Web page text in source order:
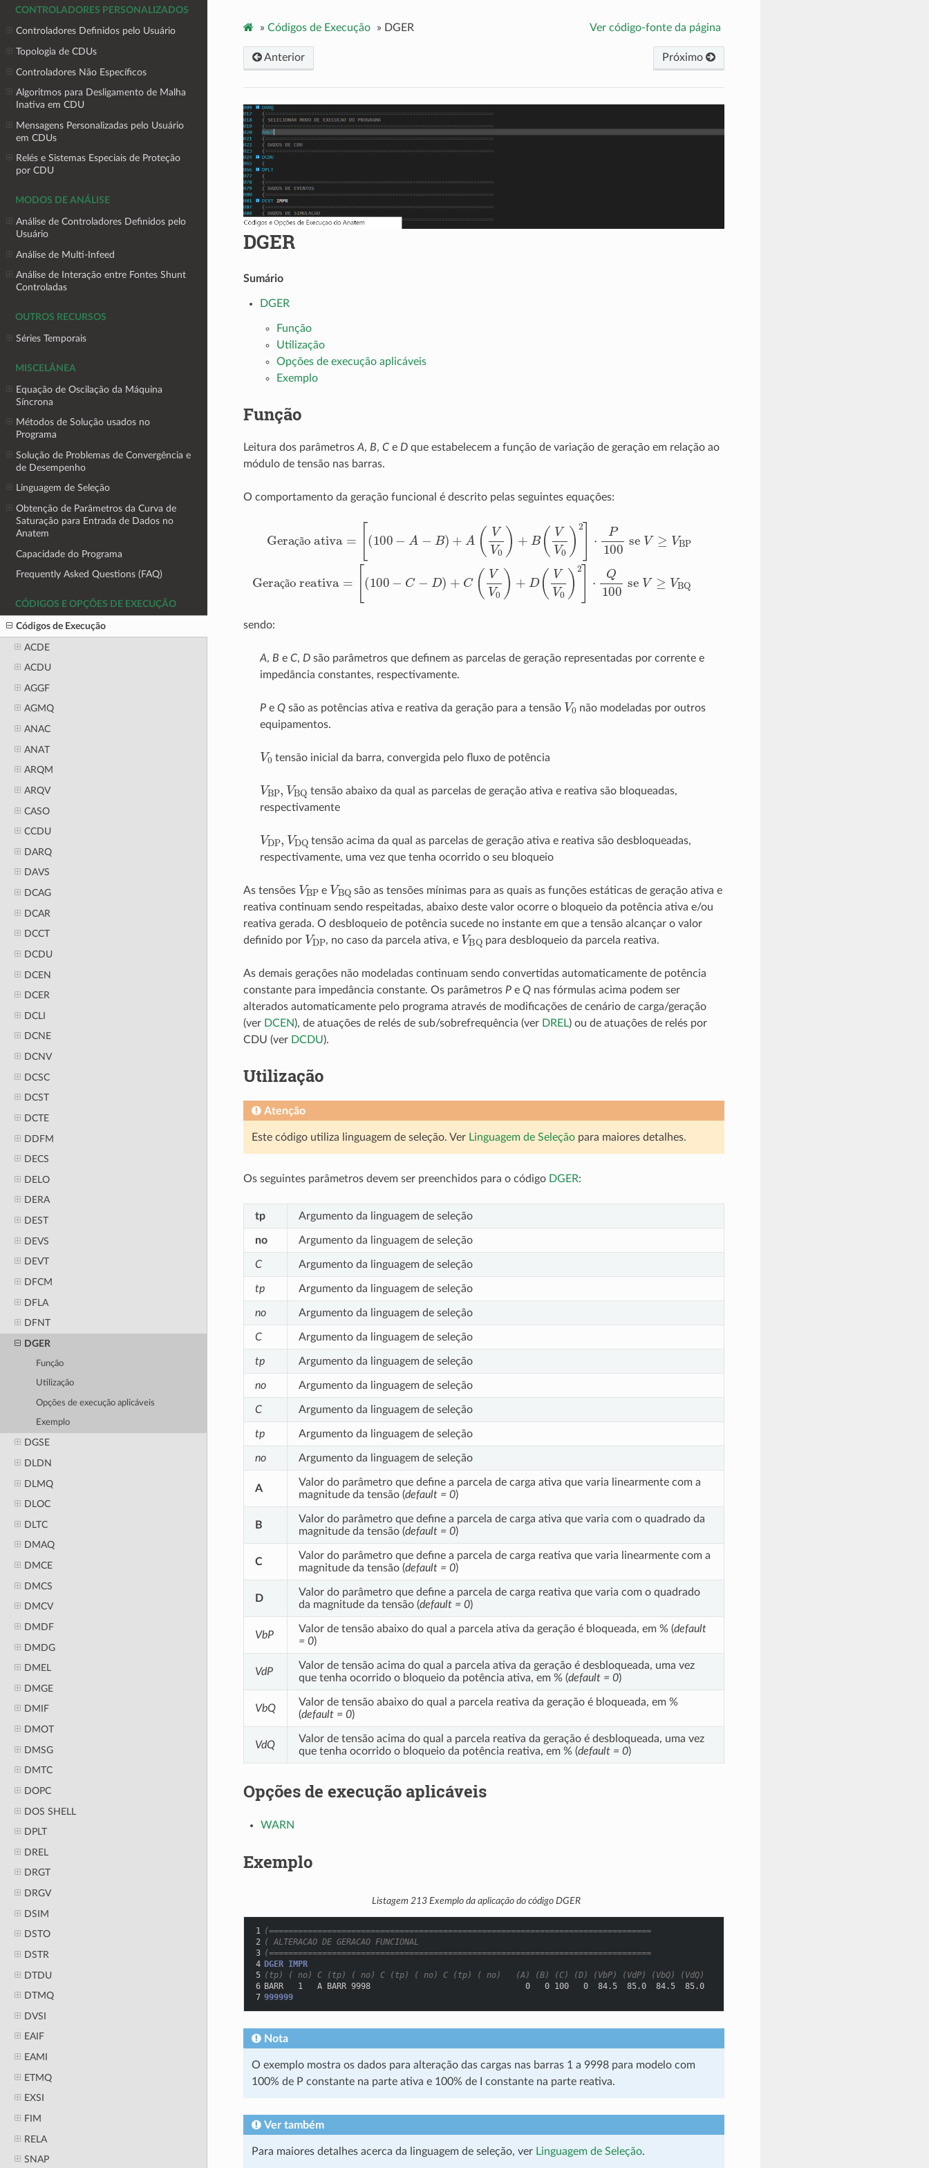
CONTROLADORES PERSONALIZADOS
Controladores Definidos pelo Usuário
Topologia de CDUs
Controladores Não Específicos
Algoritmos para Desligamento de Malha
Inativa em CDU
Mensagens Personalizadas pelo Usuário
em CDUs
Relés e Sistemas Especiais de Proteção
por CDU
MODOS DE ANÁLISE
Análise de Controladores Definidos pelo
Usuário
Análise de Multi-Infeed
Análise de Interação entre Fontes Shunt
Controladas
OUTROS RECURSOS
Séries Temporais
MISCELÂNEA
Equação de Oscilação da Máquina
Síncrona
Métodos de Solução usados no
Programa
Solução de Problemas de Convergência e
de Desempenho
Linguagem de Seleção
Obtenção de Parâmetros da Curva de
Saturação para Entrada de Dados no
Anatem
Capacidade do Programa
Frequently Asked Questions (FAQ)
CÓDIGOS E OPÇÕES DE EXECUÇÃO
Códigos de Execução
ACDE
ACDU
AGGF
AGMQ
ANAC
ANAT
ARQM
ARQV
CASO
CCDU
DARQ
DAVS
DCAG
DCAR
DCCT
DCDU
DCEN
DCER
DCLI
DCNE
DCNV
DCSC
DCST
DCTE
DDFM
DECS
DELO
DERA
DEST
DEVS
DEVT
DFCM
DFLA
DFNT
DGER
Função
Utilização
Opções de execução aplicáveis
Exemplo
DGSE
DLDN
DLMQ
DLOC
DLTC
DMAQ
DMCE
DMCS
DMCV
DMDF
DMDG
DMEL
DMGE
DMIF
DMOT
DMSG
DMTC
DOPC
DOS SHELL
DPLT
DREL
DRGT
DRGV
DSIM
DSTO
DSTR
DTDU
DTMQ
DVSI
EAIF
EAMI
ETMQ
EXSI
FIM
RELA
SNAP
» Códigos de Execução » DGER Ver código-fonte da página
Próximo
Anterior
DGER
Sumário
DGER
Função
Utilização
Opções de execução aplicáveis
Exemplo
Função
Leitura dos parâmetros A, B, Ce Dque estabelecem a função de variação de geração em relação ao
módulo de tensão nas barras.
O comportamento da geração funcional é descrito pelas seguintes equações:
çã
çã
100 ( V 100 seV
100 D V 100se
sendo:
A, B e C, Dsão parâmetros que definem as parcelas de geração representadas por corrente e
impedância constantes, respectivamente.
Pe Qsão as potências ativa e reativa da geração para a tensão V0não modeladas por outros
equipamentos.
V0tensão inicial da barra, convergida pelo fluxo de potência
VBP VBQtensão abaixo da qual as parcelas de geração ativa e reativa são bloqueadas,
respectivamente
VDP VDQtensão acima da qual as parcelas de geração ativa e reativa são desbloqueadas,
respectivamente, uma vez que tenha ocorrido o seu bloqueio
As tensões VBP e VBQ são as tensões mínimas para as quais as funções estáticas de geração ativa e
reativa continuam sendo respeitadas, abaixo deste valor ocorre o bloqueio da potência ativa e/ou
reativa gerada. O desbloqueio de potência sucede no instante em que a tensão alcançar o valor
definido por VDP, no caso da parcela ativa, e VBQ para desbloqueio da parcela reativa.
As demais gerações não modeladas continuam sendo convertidas automaticamente de potência
constante para impedância constante. Os parâmetros Pe Qnas fórmulas acima podem ser
alterados automaticamente pelo programa através de modificações de cenário de carga/geração
(ver DCEN), de atuações de relés de sub/sobrefrequência (ver DREL) ou de atuações de relés por
CDU (ver DCDU).
Utilização
Atenção
Este código utiliza linguagem de seleção. Ver Linguagem de Seleçãopara maiores detalhes.
Os seguintes parâmetros devem ser preenchidos para o código DGER:
tp Argumento da linguagem de seleção
no Argumento da linguagem de seleção
C Argumento da linguagem de seleção
tp Argumento da linguagem de seleção
no Argumento da linguagem de seleção
C Argumento da linguagem de seleção
tp Argumento da linguagem de seleção
no Argumento da linguagem de seleção
C Argumento da linguagem de seleção
tp Argumento da linguagem de seleção
no Argumento da linguagem de seleção
A
Valor do parâmetro que define a parcela de carga ativa que varia linearmente com a
magnitude da tensão (default = 0)
B
Valor do parâmetro que define a parcela de carga ativa que varia com o quadrado da
magnitude da tensão (default = 0)
C
Valor do parâmetro que define a parcela de carga reativa que varia linearmente com a
magnitude da tensão (default = 0)
D
Valor do parâmetro que define a parcela de carga reativa que varia com o quadrado
da magnitude da tensão (default = 0)
VbP
Valor de tensão abaixo do qual a parcela ativa da geração é bloqueada, em % (default
= 0)
VdP
Valor de tensão acima do qual a parcela ativa da geração é desbloqueada, uma vez
que tenha ocorrido o bloqueio da potência ativa, em % (default = 0)
VbQ
Valor de tensão abaixo do qual a parcela reativa da geração é bloqueada, em %
(default = 0)
VdQ
Valor de tensão acima do qual a parcela reativa da geração é desbloqueada, uma vez
que tenha ocorrido o bloqueio da potência reativa, em % (default = 0)
Opções de execução aplicáveis
WARN
Exemplo
Listagem 213 Exemplo da aplicação do código DGER
1
(===============================================================================
2 ( ALTERACAO DE GERACAO FUNCIONAL
3 (===============================================================================
4 DGER IMPR
5 (tp) ( no) C (tp) ( no) C (tp) ( no) C (tp) ( no)   (A) (B) (C) (D) (VbP) (VdP) (VbQ) (VdQ)
6 BARR   1   A BARR 9998                                0   0 100   0  84.5  85.0  84.5  85.0
7 999999
Nota
O exemplo mostra os dados para alteração das cargas nas barras 1 a 9998 para modelo com
100% de P constante na parte ativa e 100% de I constante na parte reativa.
Ver também
Para maiores detalhes acerca da linguagem de seleção, ver Linguagem de Seleção.